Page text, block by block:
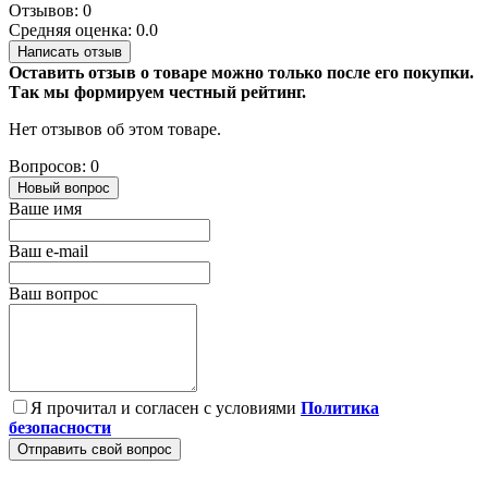
Отзывов: 0
Средняя оценка: 0.0
Написать отзыв
Оставить отзыв о товаре можно только после его покупки.
Так мы формируем честный рейтинг.
Нет отзывов об этом товаре.
Вопросов: 0
Новый вопрос
Ваше имя
Ваш e-mail
Ваш вопрос
Я прочитал и согласен с условиями Политика
безопасности
Отправить свой вопрос